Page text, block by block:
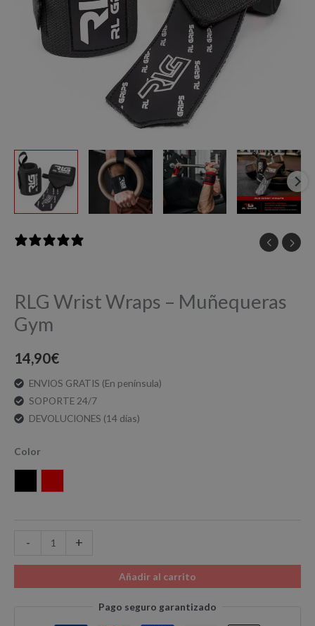
RLG Wrist Wraps – Muñequeras
Gym
14,90€
ENVIOS GRATIS (En península)
SOPORTE 24/7
DEVOLUCIONES (14 días)
Color
NegroRojo
- +
Añadir al carrito
Pago seguro garantizado